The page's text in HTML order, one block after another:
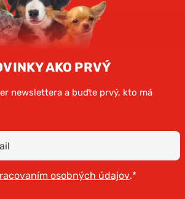
AKO PRVÝ
newslettera a buďte prvý, kto má
osobných údajov.*